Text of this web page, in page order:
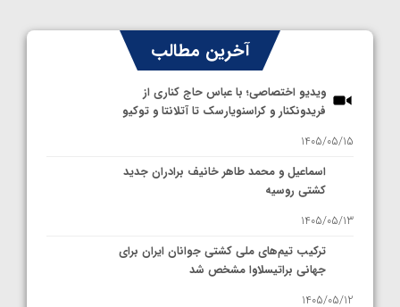
آخرین مطالب
ویدیو اختصاصی؛ با عباس حاج کناری از
فریدونکنار و کراسنویارسک تا آتلانتا و توکیو
1405/05/15
اسماعیل و محمد طاهر خانیف برادران جدید
کشتی روسیه
1405/05/13
ترکیب تیم‌های ملی کشتی جوانان ایران برای
جهانی براتیسلاوا مشخص شد
1405/05/12